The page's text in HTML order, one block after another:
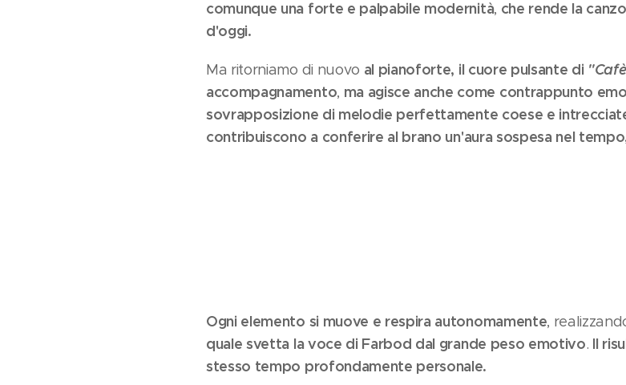
comunque una forte e palpabile modernità, che rende la
d'oggi.
Ma ritorniamo di nuovo al pianoforte, il cuore pulsante di
accompagnamento, ma agisce anche come contrappunto
sovrapposizione di melodie perfettamente coese e
contribuiscono a conferire al brano un'aura sospesa nel
Ogni elemento si muove e respira autonomamente,
quale svetta la voce di Farbod dal grande peso emotivo. Il
stesso tempo profondamente personale.